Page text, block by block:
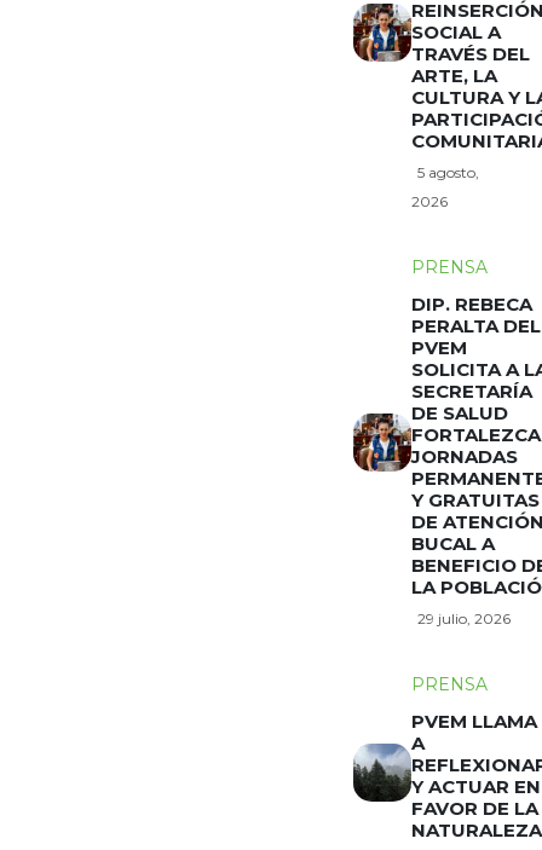
SOCIAL A
TRAVÉS DEL
ARTE, LA
CULTURA Y
5 agosto,
2026
PRENSA
DIP. REBECA
PERALTA DEL
PVEM
SOLICITA A
SECRETARÍA
DE SALUD
FORTALEZCA
JORNADAS
Y GRATUITAS
DE
BUCAL A
BENEFICIO
LA
29 julio, 2026
PRENSA
PVEM LLAMA
A
Y ACTUAR EN
FAVOR DE LA
NATURALEZA